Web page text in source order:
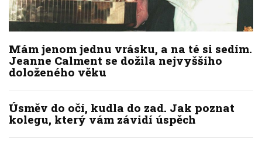
Mám jenom jednu vrásku, a na té si sedím.
Jeanne Calment se dožila nejvyššího
doloženého věku
Úsměv do očí, kudla do zad. Jak poznat
kolegu, který vám závidí úspěch